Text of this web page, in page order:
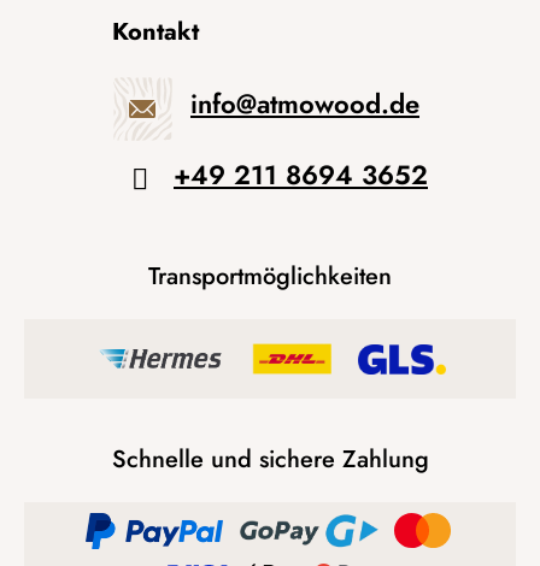
Kontakt
info@atmowood.de
+49 211 8694 3652
Transportmöglichkeiten
Schnelle und sichere Zahlung